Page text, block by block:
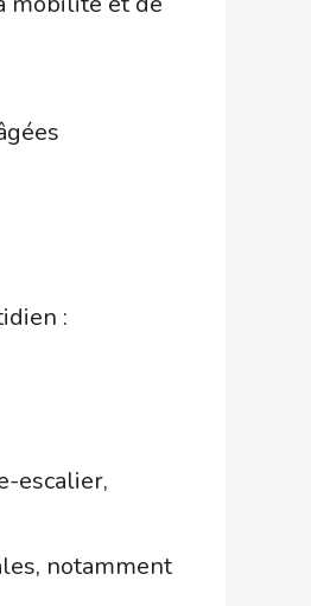
:
escalier,
notamment